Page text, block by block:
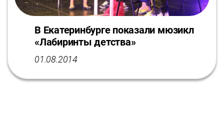
В Екатеринбурге показали мюзикл
«Лабиринты детства»
01.08.2014